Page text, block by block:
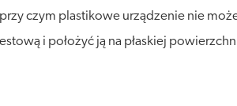
czym plastikowe urządzenie nie
i położyć ją na płaskiej